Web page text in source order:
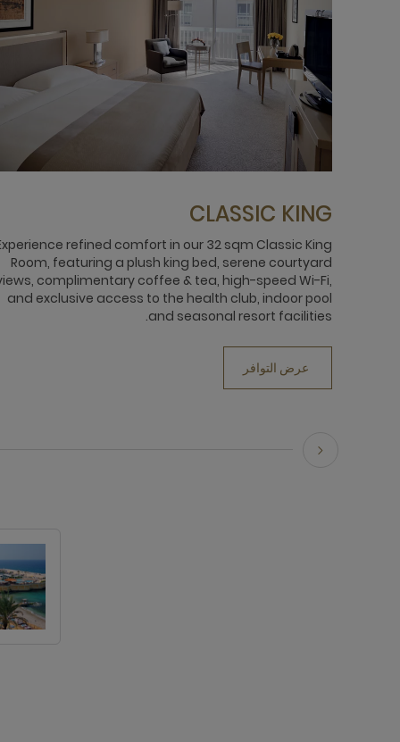
CLASSIC KING
refined comfort in our 32 sqm Classic King
Room, featuring a plush king bed, serene courtyard
complimentary coffee & tea, high-speed Wi-Fi,
and exclusive access to the health club, indoor pool
and seasonal resort facilities.
عرض التوافر